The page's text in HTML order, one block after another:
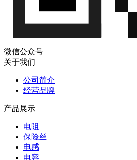
微信公众号
关于我们
公司简介
经营品牌
产品展示
电阻
保险丝
电感
电容